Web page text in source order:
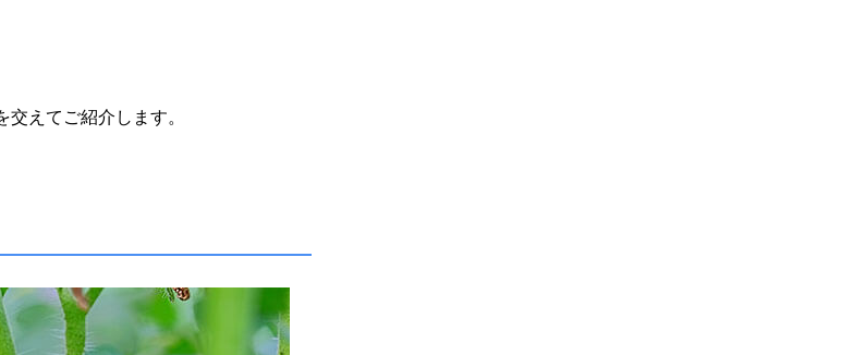
えてご紹介します。